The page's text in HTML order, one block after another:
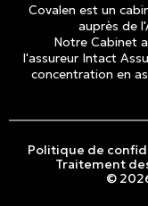
Covalen est un
auprès de
Notre Cabinet
l'assureur Intact
concentration en
©
Politique de
Traitement